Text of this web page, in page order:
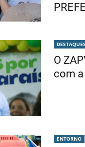
O
com
ENTORNO